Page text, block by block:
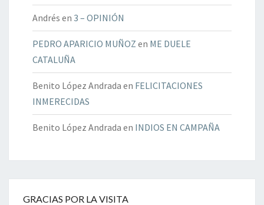
Andrés en 3 – OPINIÓN
PEDRO APARICIO MUÑOZ en ME DUELE
CATALUÑA
Benito López Andrada en FELICITACIONES
INMERECIDAS
Benito López Andrada en INDIOS EN CAMPAÑA
GRACIAS POR LA VISITA